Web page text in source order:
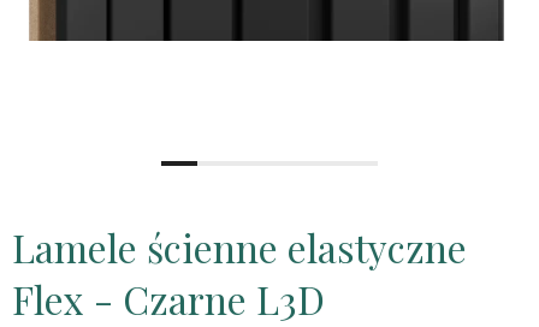
Lamele ścienne elastyczne
Flex - Czarne L3D